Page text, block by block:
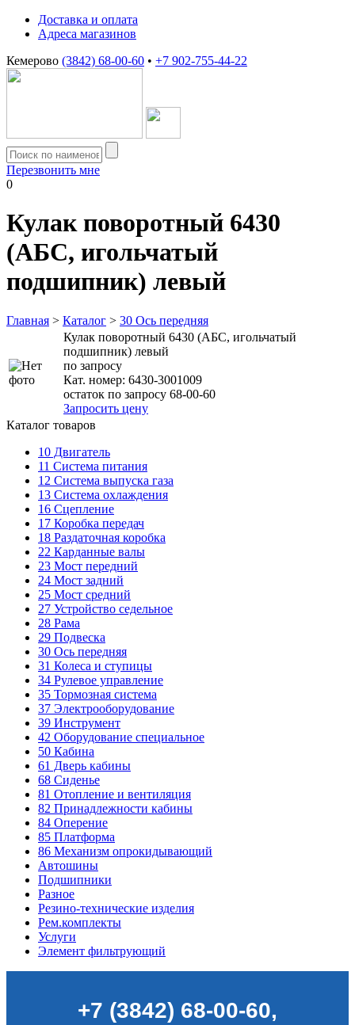
Доставка и оплата
Адреса магазинов
Кемерово (3842) 68-00-60 • +7 902-755-44-22
Перезвонить мне
0
Кулак поворотный 6430
(АБС, игольчатый
подшипник) левый
Главная > Каталог > 30 Ось передняя
Кулак поворотный 6430 (АБС, игольчатый
подшипник) левый
по запросу
Кат. номер: 6430-3001009
остаток по запросу 68-00-60
Запросить цену
Каталог товаров
10 Двигатель
11 Система питания
12 Система выпуска газа
13 Система охлаждения
16 Сцепление
17 Коробка передач
18 Раздаточная коробка
22 Карданные валы
23 Мост передний
24 Мост задний
25 Мост средний
27 Устройство седельное
28 Рама
29 Подвеска
30 Ось передняя
31 Колеса и ступицы
34 Рулевое управление
35 Тормозная система
37 Электрооборудование
39 Инструмент
42 Оборудование специальное
50 Кабина
61 Дверь кабины
68 Сиденье
81 Отопление и вентиляция
82 Принадлежности кабины
84 Оперение
85 Платформа
86 Механизм опрокидывающий
Автошины
Подшипники
Разное
Резино-технические изделия
Рем.комплекты
Услуги
Элемент фильтрующий
+7 (3842) 68-00-60,